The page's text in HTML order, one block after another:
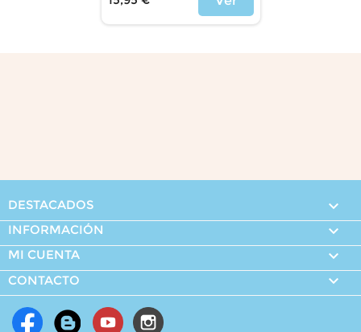
DESTACADOS 
INFORMACIÓN 
MI CUENTA 
CONTACTO 